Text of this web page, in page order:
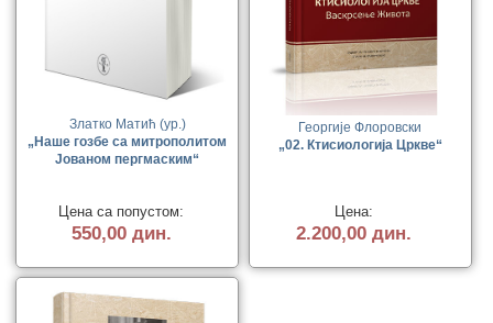
Златко Матић (ур.)
„Наше гозбе са митрополитом
Јованом пергмаским“
Цена са попустом:
550,00 дин.
Георгије Флоровски
„02. Ктисиологија Цркве“
Цена:
2.200,00 дин.